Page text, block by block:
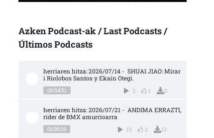
Azken Podcast-ak / Last Podcasts /
Últimos Podcasts
herriaren hitza: 2026/07/14 -  SHUAI JIAO: Mirar
i Riolobos Santos y Ekain Otegi.
00:54:51 2 1 0
herriaren hitza: 2026/07/21 -  ANDIMA ERRAZTI,
rider de BMX amurrioarra
01:00:16 15 2 13